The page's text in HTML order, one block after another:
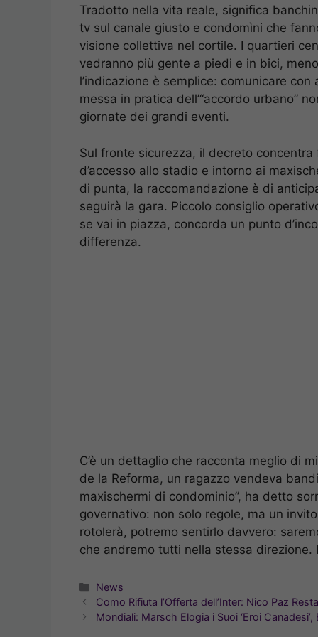
Tradotto nella vita reale, significa
tv sul canale giusto e condomìni che
visione collettiva nel cortile. I quartieri
vedranno più gente a piedi e in bici,
l’indicazione è semplice: comunicare
messa in pratica dell’“accordo urbano”
giornate dei grandi eventi.
Sul fronte sicurezza, il decreto
d’accesso allo stadio e intorno ai
di punta, la raccomandazione è di
seguirà la gara. Piccolo consiglio
se vai in piazza, concorda un punto
differenza.
C’è un dettaglio che racconta meglio di
de la Reforma, un ragazzo vendeva
maxischermi di condominio”, ha detto
governativo: non solo regole, ma un
rotolerà, potremo sentirlo davvero:
che andremo tutti nella stessa
Categorie
News
Como Rifiuta l’Offerta dell’Inter: Nico Paz
Mondiali: Marsch Elogia i Suoi ‘Eroi